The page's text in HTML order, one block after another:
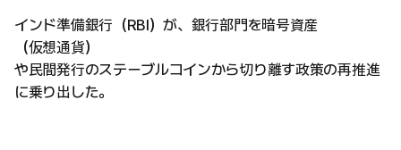
インド準備銀行（RBI）が、銀行部門を暗号資産
（仮想通貨）
や民間発行のステーブルコインから切り離す政策の再推進
に乗り出した。